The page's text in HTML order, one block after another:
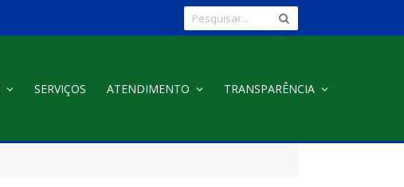
SERVIÇOS ATENDIMENTO TRANSPARÊNCIA